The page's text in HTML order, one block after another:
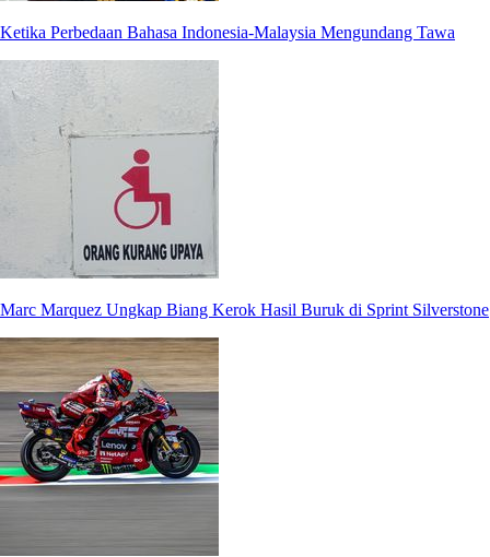
Ketika Perbedaan Bahasa Indonesia-Malaysia Mengundang Tawa
Marc Marquez Ungkap Biang Kerok Hasil Buruk di Sprint Silverstone